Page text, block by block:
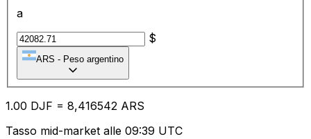
a
$
ARS - Peso argentino
1.00 DJF = 8,416542 ARS
Tasso mid-market alle 09:39 UTC